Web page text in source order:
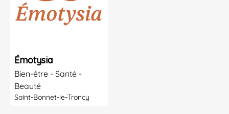
Émotysia
Bien-être - Santé -
Beauté
Saint-Bonnet-le-Troncy